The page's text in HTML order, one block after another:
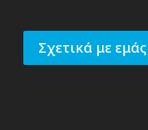
Σχετικά με εμάς